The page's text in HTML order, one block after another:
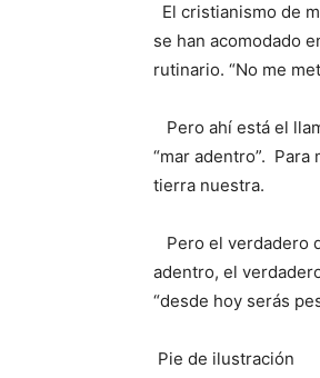
El cristianismo de
se han acomodado
rutinario. “No me
Pero ahí está el
“mar adentro”.
tierra nuestra.
Pero el verdadero
adentro, el
“desde hoy serás
Pie de ilustración